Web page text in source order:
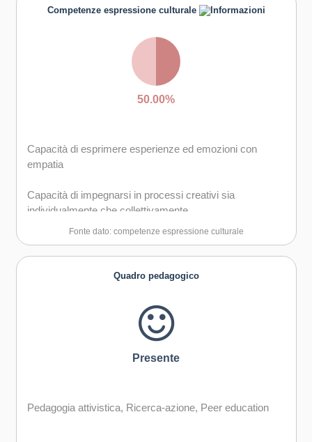
Competenze espressione culturale
50.00%
Capacità di esprimere esperienze ed emozioni con
empatia
Capacità di impegnarsi in processi creativi sia
individualmente che collettivamente
Fonte dato: competenze espressione culturale
Quadro pedagogico
Presente
Pedagogia attivistica, Ricerca-azione, Peer education